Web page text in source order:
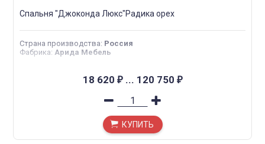
Спальня "Джоконда Люкс"Радика орех
Страна производства: Россия
Фабрика: Арида Мебель
18 620 ₽... 120 750 ₽
КУПИТЬ